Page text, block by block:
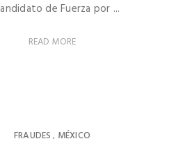
de Fuerza por ...
READ MORE
FRAUDES , MÉXICO